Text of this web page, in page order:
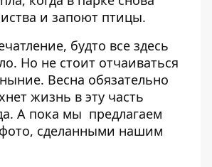
и запоют птицы.
будто все здесь
Но не стоит отчаиваться
Весна обязательно
жизнь в эту часть
А пока мы предлагаем
фото, сделанными нашим